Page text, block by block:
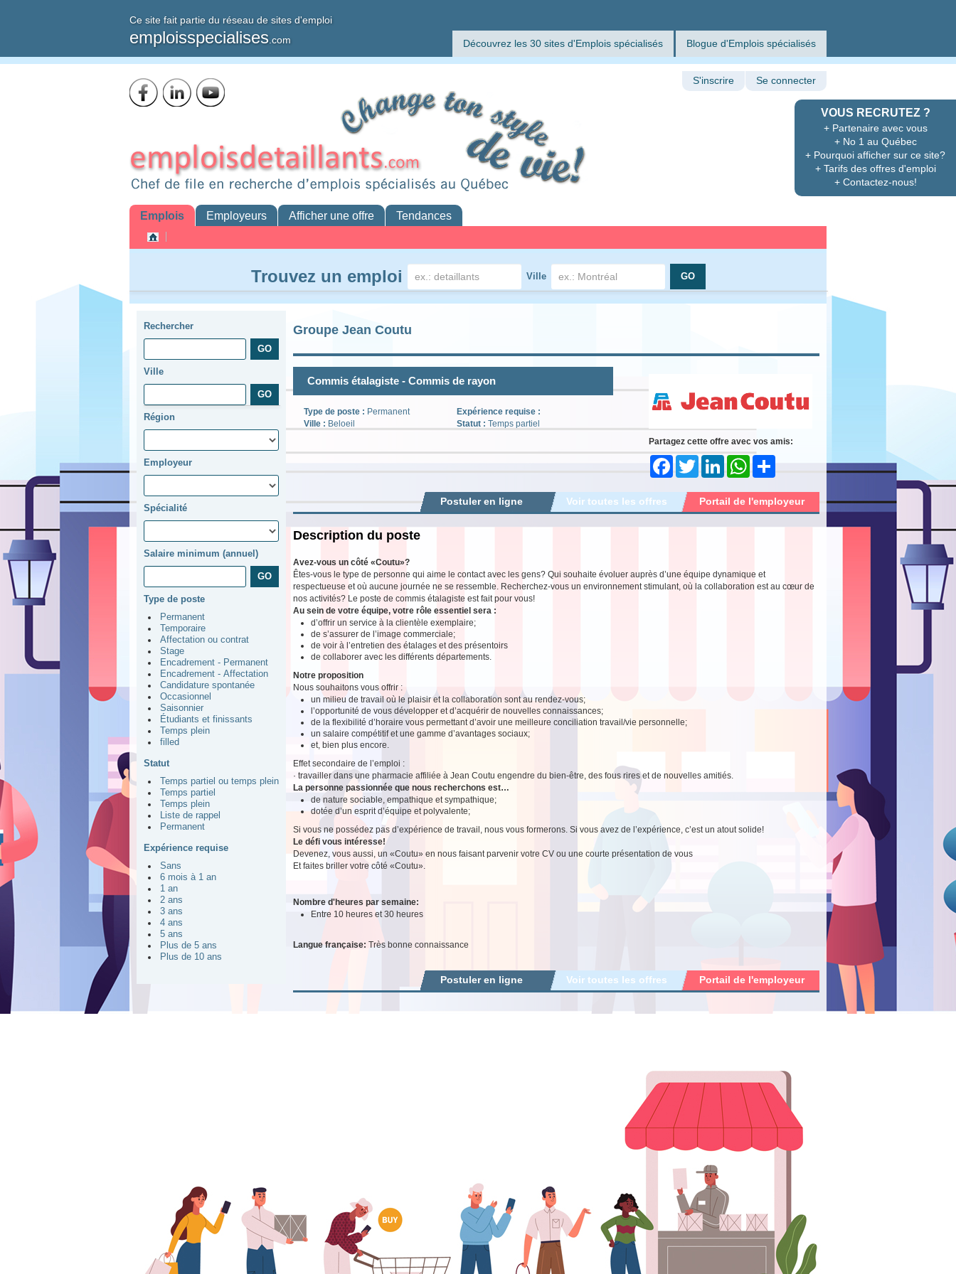
Ce site fait partie du réseau de sites d'emploi
emploisspecialises .com Découvrez les 30 sites d'Emplois spécialisés Blogue d'Emplois spécialisés
VOUS RECRUTEZ ?
+ Partenaire avec vous
+ No 1 au Québec
+ Pourquoi afficher sur ce site?
+ Tarifs des offres d'emploi
+ Contactez-nous!
S'inscrire Se connecter
Emplois Employeurs Afficher une offre Tendances
Trouvez un emploi Ville
Rechercher
Ville
Région
Employeur
Spécialité
Salaire minimum (annuel)
Type de poste
Permanent
Temporaire
Affectation ou contrat
Stage
Encadrement - Permanent
Encadrement - Affectation
Candidature spontanée
Occasionnel
Saisonnier
Étudiants et finissants
Temps plein
filled
Statut
Temps partiel ou temps plein
Temps partiel
Temps plein
Liste de rappel
Permanent
Expérience requise
Sans
6 mois à 1 an
1 an
2 ans
3 ans
4 ans
5 ans
Plus de 5 ans
Plus de 10 ans
Groupe Jean Coutu
Commis étalagiste - Commis de rayon
Type de poste : Permanent
Ville : Beloeil
Expérience requise :
Statut : Temps partiel
Partagez cette offre avec vos amis:
FacebookTwitter LinkedInWhatsApp
Portail de l'employeur
Voir toutes les offres
Postuler en ligne
Description du poste
Avez-vous un côté «Coutu»?
Êtes-vous le type de personne qui aime le contact avec les gens? Qui souhaite évoluer auprès d’une équipe dynamique et
respectueuse et où aucune journée ne se ressemble. Recherchez-vous un environnement stimulant, où la collaboration est au cœur de
nos activités? Le poste de commis étalagiste est fait pour vous!
Au sein de votre équipe, votre rôle essentiel sera :
d’offrir un service à la clientèle exemplaire;
de s’assurer de l’image commerciale;
de voir à l’entretien des étalages et des présentoirs
de collaborer avec les différents départements.
Notre proposition
Nous souhaitons vous offrir :
un milieu de travail où le plaisir et la collaboration sont au rendez-vous;
l’opportunité de vous développer et d’acquérir de nouvelles connaissances;
de la flexibilité d’horaire vous permettant d’avoir une meilleure conciliation travail/vie personnelle;
un salaire compétitif et une gamme d’avantages sociaux;
et, bien plus encore.
Effet secondaire de l’emploi :
· travailler dans une pharmacie affiliée à Jean Coutu engendre du bien-être, des fous rires et de nouvelles amitiés.
La personne passionnée que nous recherchons est…
de nature sociable, empathique et sympathique;
dotée d’un esprit d’équipe et polyvalente;
Si vous ne possédez pas d’expérience de travail, nous vous formerons. Si vous avez de l’expérience, c’est un atout solide!
Le défi vous intéresse!
Devenez, vous aussi, un «Coutu» en nous faisant parvenir votre CV ou une courte présentation de vous
Et faites briller votre côté «Coutu».
Nombre d'heures par semaine:
Entre 10 heures et 30 heures
Langue française: Très bonne connaissance
Portail de l'employeur
Voir toutes les offres
Postuler en ligne